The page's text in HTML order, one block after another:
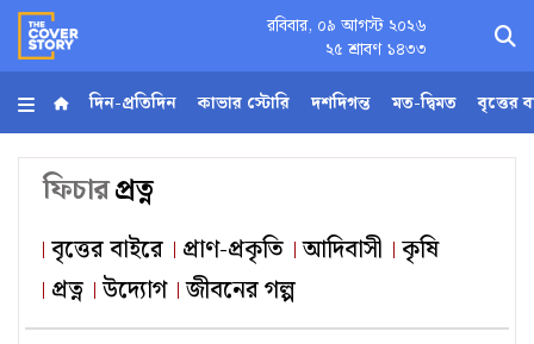
রবিবার, ০৯ আগস্ট ২০২৬
২৫ শ্রাবণ ১৪৩৩
হোম
আর্কাইভ
কনভার্টার
দিন-প্রতিদিন কাভার স্টোরি দশদিগন্ত মত-দ্বিমত বৃত্তের
ফিচারপ্রত্ন
বৃত্তের বাইরে প্রাণ-প্রকৃতি আদিবাসী কৃষি
প্রত্ন উদ্যোগ জীবনের গল্প